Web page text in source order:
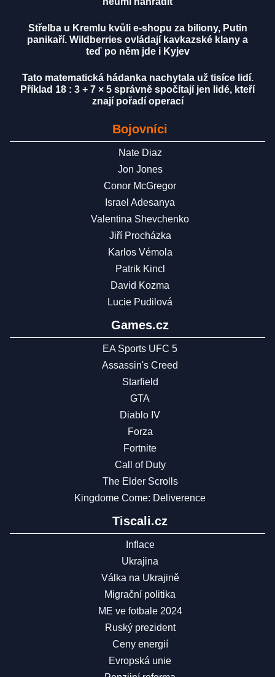
Střelba u Kremlu kvůli e-shopu za biliony, Putin
panikaří. Wildberries ovládají kavkazské klany a
teď po něm jde i Kyjev
Tato matematická hádanka nachytala už tisíce lidí.
Příklad 18 : 3 + 7 × 5 správně spočítají jen lidé, kteří
znají pořadí operací
Bojovníci
Nate Diaz
Jon Jones
Conor McGregor
Israel Adesanya
Valentina Shevchenko
Jiří Procházka
Karlos Vémola
Patrik Kincl
David Kozma
Lucie Pudilová
Games.cz
EA Sports UFC 5
Assassin's Creed
Starfield
GTA
Diablo IV
Forza
Fortnite
Call of Duty
The Elder Scrolls
Kingdome Come: Deliverence
Tiscali.cz
Inflace
Ukrajina
Válka na Ukrajině
Migrační politika
ME ve fotbale 2024
Ruský prezident
Ceny energií
Evropská unie